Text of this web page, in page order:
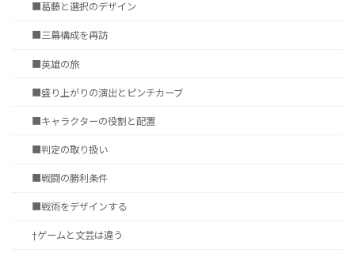
■葛藤と選択のデザイン
■三幕構成を再訪
■英雄の旅
■盛り上がりの演出とピンチカーブ
■キャラクターの役割と配置
■判定の取り扱い
■戦闘の勝利条件
■戦術をデザインする
†ゲームと文芸は違う